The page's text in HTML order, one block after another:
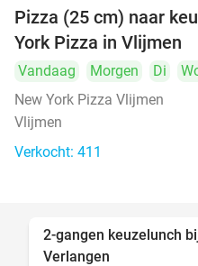
Pizza (25 cm) naar
York Pizza in Vlijmen
Vandaag Morgen Di
New York Pizza Vlijmen
Vlijmen
Verkocht: 411
2-gangen keuzelunch
Verlangen